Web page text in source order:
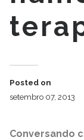
Posted on
setembro 07, 2013
Conversando